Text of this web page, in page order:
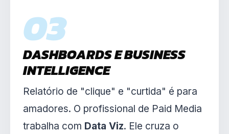
03
DASHBOARDS E BUSINESS
INTELLIGENCE
Relatório de "clique" e "curtida" é para
amadores. O profissional de Paid Media
trabalha com Data Viz. Ele cruza o